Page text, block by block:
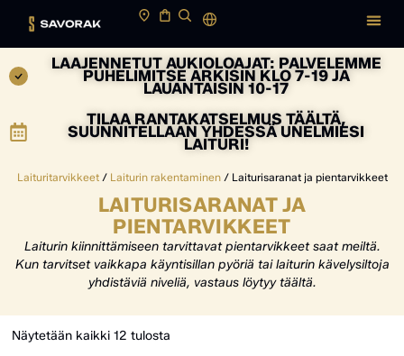
LAAJENNETUT AUKIOLOAJAT: PALVELEMME
PUHELIMITSE ARKISIN KLO 7-19 JA
LAUANTAISIN 10-17
TILAA RANTAKATSELMUS TÄÄLTÄ,
SUUNNITELLAAN YHDESSÄ UNELMIESI
LAITURI!
Laituritarvikkeet/ Laiturin rakentaminen/ Laiturisaranat ja pientarvikkeet
LAITURISARANAT JA
PIENTARVIKKEET
Laiturin kiinnittämiseen tarvittavat pientarvikkeet saat meiltä.
Kun tarvitset vaikkapa käyntisillan pyöriä tai laiturin kävelysiltoja
yhdistäviä niveliä, vastaus löytyy täältä.
Näytetään kaikki 12 tulosta